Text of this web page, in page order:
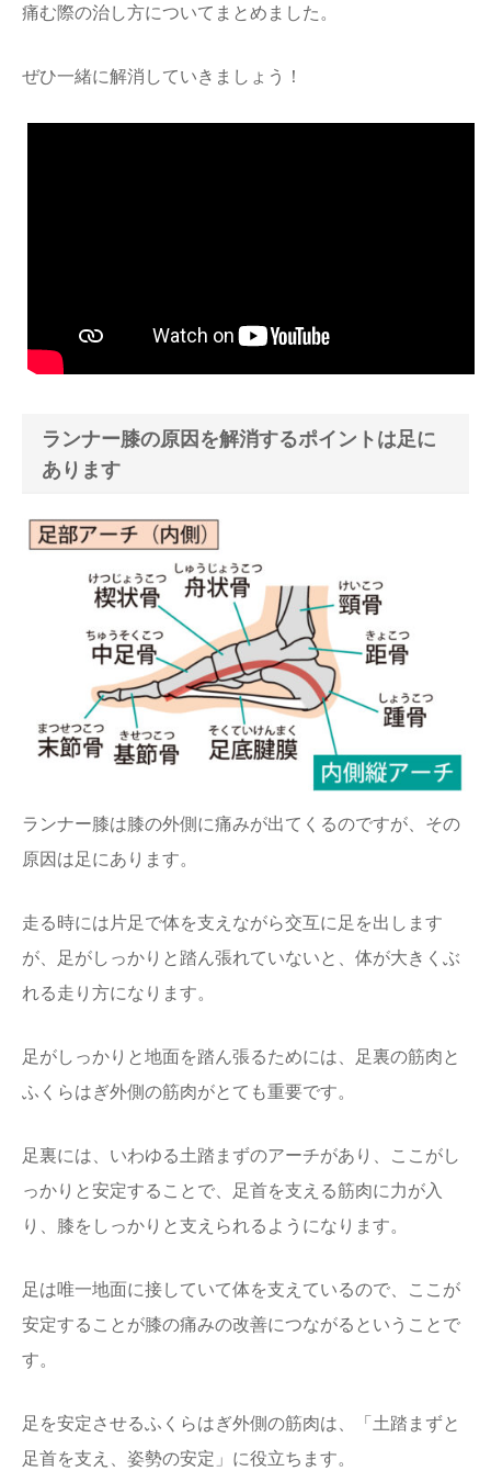
痛む際の治し方についてまとめました。
ぜひ一緒に解消していきましょう！
ランナー膝の原因を解消するポイントは足に
あります
ランナー膝は膝の外側に痛みが出てくるのですが、その
原因は足にあります。
走る時には片足で体を支えながら交互に足を出します
が、足がしっかりと踏ん張れていないと、体が大きくぶ
れる走り方になります。
足がしっかりと地面を踏ん張るためには、足裏の筋肉と
ふくらはぎ外側の筋肉がとても重要です。
足裏には、いわゆる土踏まずのアーチがあり、ここがし
っかりと安定することで、足首を支える筋肉に力が入
り、膝をしっかりと支えられるようになります。
足は唯一地面に接していて体を支えているので、ここが
安定することが膝の痛みの改善につながるということで
す。
足を安定させるふくらはぎ外側の筋肉は、「土踏まずと
足首を支え、姿勢の安定」に役立ちます。